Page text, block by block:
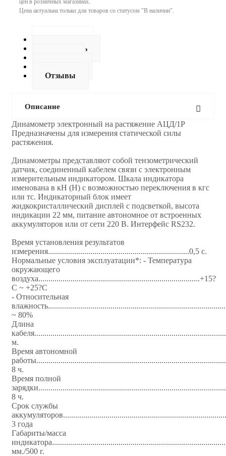
цен в розничных магазинах.
Цена актуальна только для товаров со статусом "В наличии".
Как купить
Отзывы
Описание
Динамометр электронный на растяжение АЦД/1Р
Предназначены для измерения статической силы
растяжения.
Динамoметры представляют собой тензометрический
датчик, соединенный кабелем связи с электронным
измерительным индикатором. Шкала индикатора
именована в кН (Н) с возможностью переключения в кгс
или тс. Индикаторный блок имеет
жидкокристаллический дисплей с подсветкой, высота
индикации 22 мм, питание автономное от встроенных
аккумуляторов или от сети 220 В. Интерфейс RS232.
Время установления результатов
измерения......................................................................0,5 с.
Нормальные условия эксплуатации*: - Температура
окружающего
воздуха................................................................................+15?
С ~ +25?С
- Относительная
~ 80%
Длина
м.
Время автономной
8 ч.
Время полной
8 ч.
Срок службы
3 года
Габариты/масса
мм./500 г.